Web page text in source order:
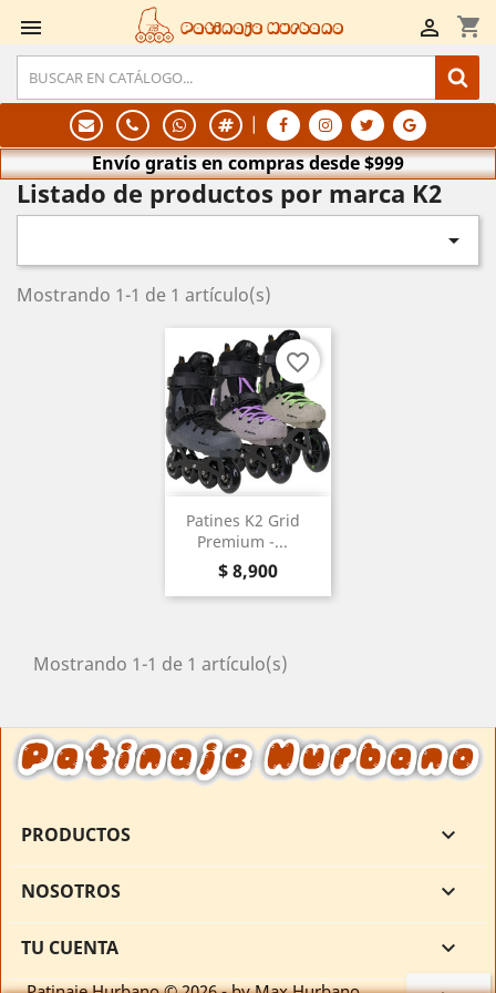
 shopping_cart

Patinaje Hurbano
|
Envío gratis en compras desde $999
Listado de productos por marca K2

Mostrando 1-1 de 1 artículo(s)
Patines K2 Grid
Premium -...
Precio
$ 8,900
favorite_border
Mostrando 1-1 de 1 artículo(s)
PRODUCTOS 
NOSOTROS 
TU CUENTA 